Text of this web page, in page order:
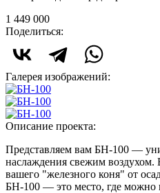
1 449 000
Поделиться:
Галерея изображений:
Описание проекта:
Представляем вам БН-100 —
наслаждения свежим воздухом.
вашего "железного коня" от
БН-100 — это место, где можно